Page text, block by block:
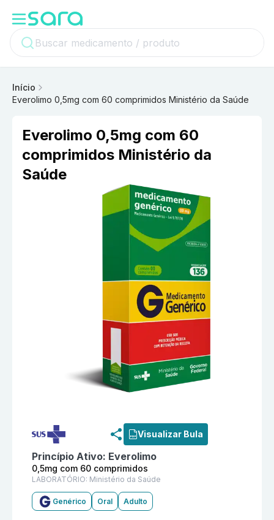
Início
Everolimo 0,5mg com 60 comprimidos Ministério da Saúde
Everolimo 0,5mg com 60
comprimidos Ministério da
Saúde
Visualizar Bula
Princípio Ativo: Everolimo
0,5mg com 60 comprimidos
LABORATÓRIO: Ministério da Saúde
Genérico Oral Adulto